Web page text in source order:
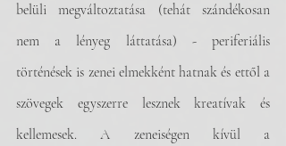
belüli megváltoztatása (tehát szándékosan
nem a lényeg láttatása) - periferiális
történések is zenei elmekként hatnak és ettől a
szövegek egyszerre lesznek kreatívak és
kellemesek. A zeneiségen kívül a